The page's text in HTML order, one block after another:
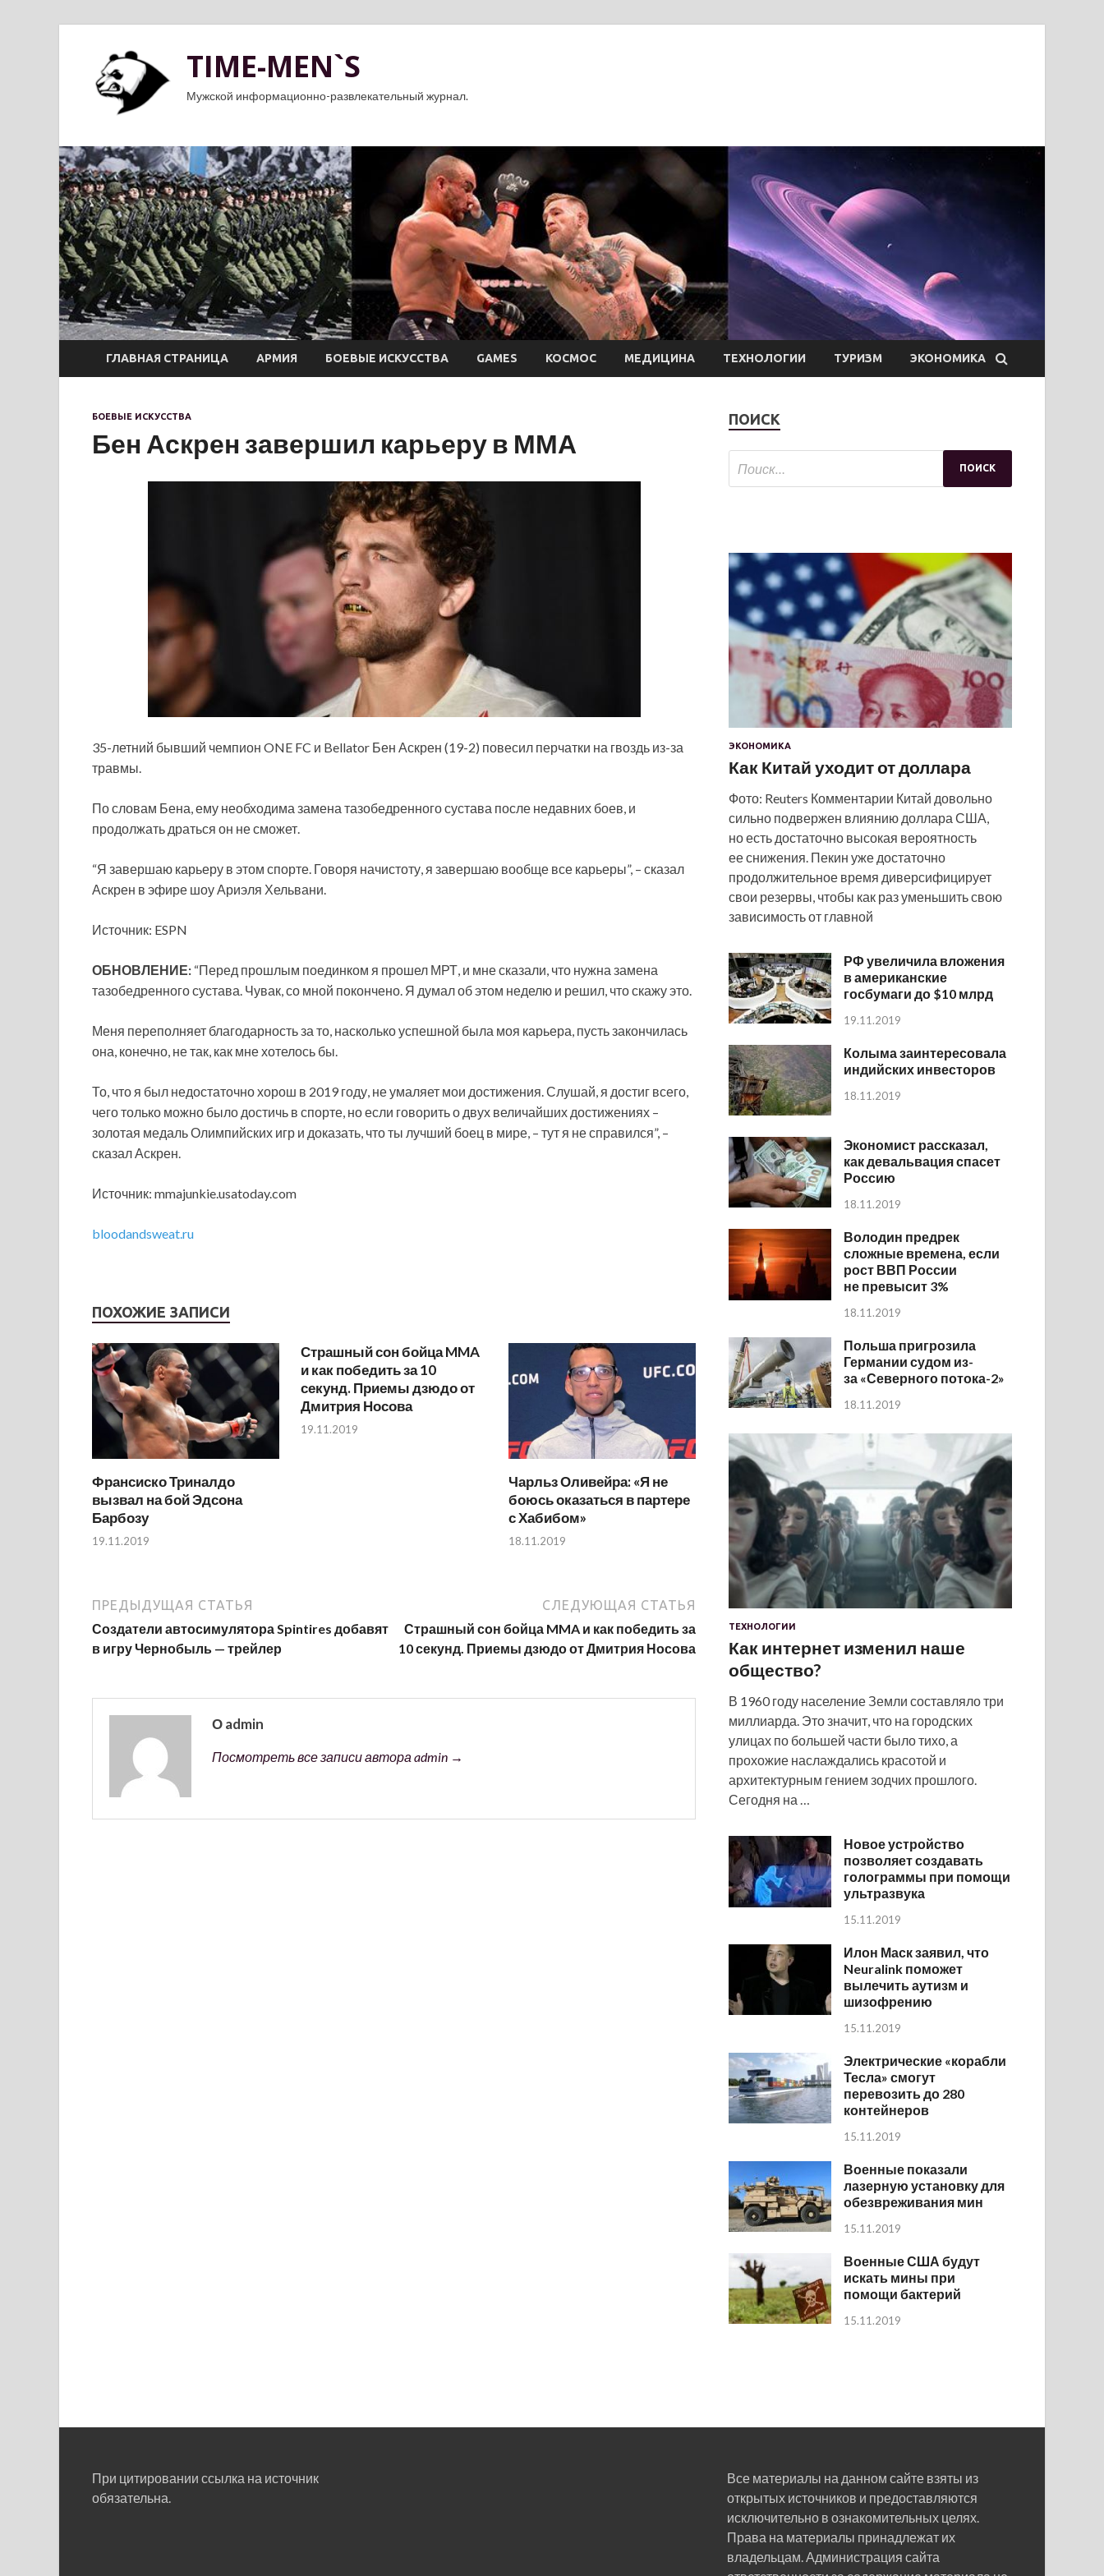
TIME-MEN`S
Мужской информационно-развлекательный журнал.
ГЛАВНАЯ СТРАНИЦА АРМИЯ БОЕВЫЕ ИСКУССТВА GAMES КОСМОС МЕДИЦИНА ТЕХНОЛОГИИ ТУРИЗМ ЭКОНОМИКА
БОЕВЫЕ ИСКУССТВА
Бен Аскрен завершил карьеру в ММА
35-летний бывший чемпион ONE FC и Bellator Бен Аскрен (19-2) повесил перчатки на гвоздь из-за
травмы.
По словам Бена, ему необходима замена тазобедренного сустава после недавних боев, и
продолжать драться он не сможет.
“Я завершаю карьеру в этом спорте. Говоря начистоту, я завершаю вообще все карьеры”, – сказал
Аскрен в эфире шоу Ариэля Хельвани.
Источник: ESPN
ОБНОВЛЕНИЕ: “Перед прошлым поединком я прошел МРТ, и мне сказали, что нужна замена
тазобедренного сустава. Чувак, со мной покончено. Я думал об этом неделю и решил, что скажу это.
Меня переполняет благодарность за то, насколько успешной была моя карьера, пусть закончилась
она, конечно, не так, как мне хотелось бы.
То, что я был недостаточно хорош в 2019 году, не умаляет мои достижения. Слушай, я достиг всего,
чего только можно было достичь в спорте, но если говорить о двух величайших достижениях –
золотая медаль Олимпийских игр и доказать, что ты лучший боец в мире, – тут я не справился”, –
сказал Аскрен.
Источник: mmajunkie.usatoday.com
bloodandsweat.ru
ПОХОЖИЕ ЗАПИСИ
Франсиско Триналдо
вызвал на бой Эдсона
Барбозу
19.11.2019
Страшный сон бойца MMA
и как победить за 10
секунд. Приемы дзюдо от
Дмитрия Носова
19.11.2019
Чарльз Оливейра: «Я не
боюсь оказаться в партере
с Хабибом»
18.11.2019
ПРЕДЫДУЩАЯ СТАТЬЯ
Создатели автосимулятора Spintires добавят
в игру Чернобыль — трейлер
СЛЕДУЮЩАЯ СТАТЬЯ
Страшный сон бойца MMA и как победить за
10 секунд. Приемы дзюдо от Дмитрия Носова
О admin
Посмотреть все записи автора admin →
ПОИСК
ЭКОНОМИКА
Как Китай уходит от доллара
Фото: Reuters Комментарии Китай довольно
сильно подвержен влиянию доллара США,
но есть достаточно высокая вероятность
ее снижения. Пекин уже достаточно
продолжительное время диверсифицирует
свои резервы, чтобы как раз уменьшить свою
зависимость от главной
РФ увеличила вложения
в американские
госбумаги до $10 млрд
19.11.2019
Колыма заинтересовала
индийских инвесторов
18.11.2019
Экономист рассказал,
как девальвация спасет
Россию
18.11.2019
Володин предрек
сложные времена, если
рост ВВП России
не превысит 3%
18.11.2019
Польша пригрозила
Германии судом из-
за «Северного потока-2»
18.11.2019
ТЕХНОЛОГИИ
Как интернет изменил наше
общество?
В 1960 году население Земли составляло три
миллиарда. Это значит, что на городских
улицах по большей части было тихо, а
прохожие наслаждались красотой и
архитектурным гением зодчих прошлого.
Сегодня на …
Новое устройство
позволяет создавать
голограммы при помощи
ультразвука
15.11.2019
Илон Маск заявил, что
Neuralink поможет
вылечить аутизм и
шизофрению
15.11.2019
Электрические «корабли
Тесла» смогут
перевозить до 280
контейнеров
15.11.2019
Военные показали
лазерную установку для
обезвреживания мин
15.11.2019
Военные США будут
искать мины при
помощи бактерий
15.11.2019
При цитировании ссылка на источник
обязательна.
Все материалы на данном сайте взяты из
открытых источников и предоставляются
исключительно в ознакомительных целях.
Права на материалы принадлежат их
владельцам. Администрация сайта